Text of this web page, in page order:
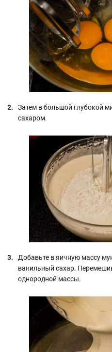
Затем в большой глубокой
сахаром.
Добавьте в яичную массу
ванильный сахар.
однородной массы.